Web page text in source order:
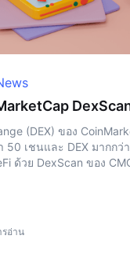
(DEX) ของ
50 เชนและ DEX มากกว่
ด้วย DexScan ของ
รอ่าน